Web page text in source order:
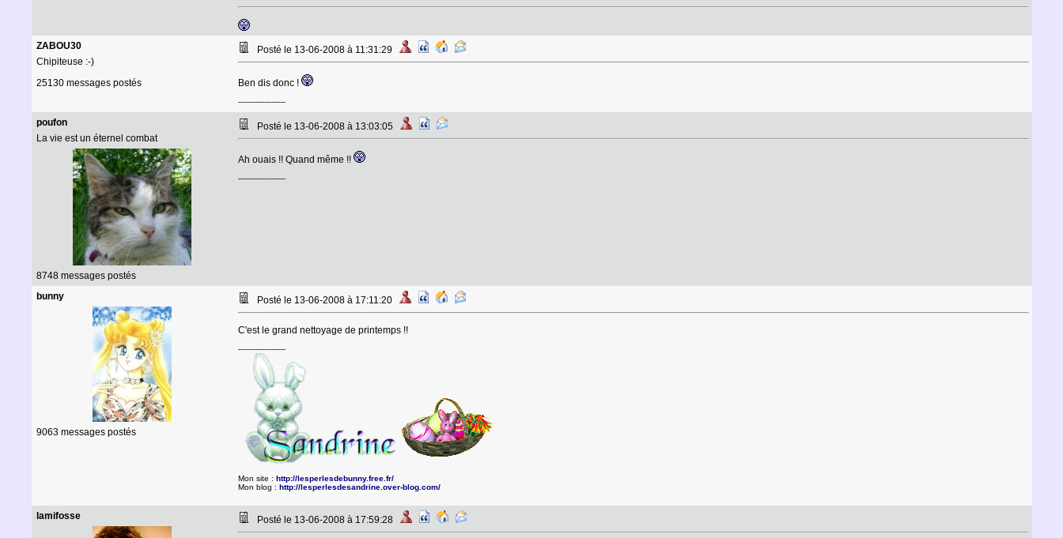
ZABOU30
Chipiteuse :-)
25130 messages postés
Posté le 13-06-2008 à 11:31:29
Ben dis donc !
--------------------
poufon
La vie est un éternel combat
8748 messages postés
Posté le 13-06-2008 à 13:03:05
Ah ouais !! Quand même !!
--------------------
bunny
9063 messages postés
Posté le 13-06-2008 à 17:11:20
C'est le grand nettoyage de printemps !!
--------------------
Mon site : http://lesperlesdebunny.free.fr/
Mon blog : http://lesperlesdesandrine.over-blog.com/
lamifosse Posté le 13-06-2008 à 17:59:28